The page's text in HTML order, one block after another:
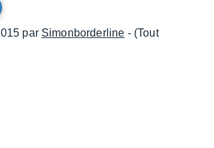
par Simonborderline - (Tout